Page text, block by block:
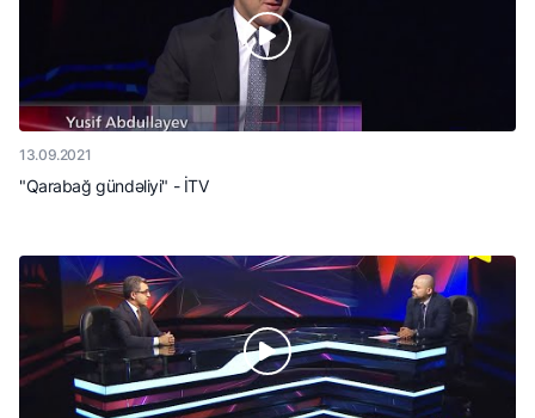
13.09.2021
"Qarabağ gündəliyi" - İTV